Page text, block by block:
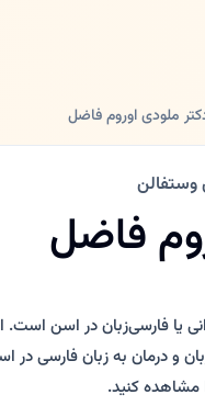
ملودی اوروم فاضل
وستفالن
فاضل
یا فارسی‌زبان در اسن است.
مشاهده کنید.